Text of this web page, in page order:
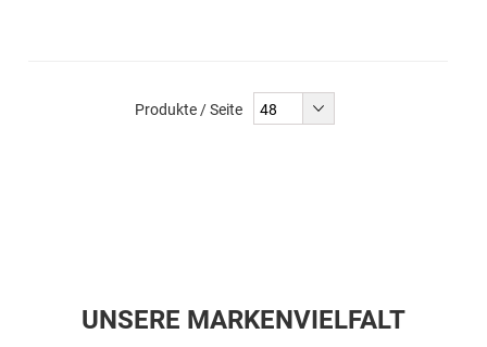
Produkte / Seite
UNSERE MARKENVIELFALT